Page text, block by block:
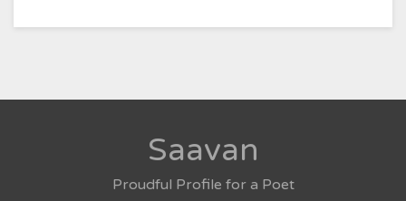
Saavan
Proudful Profile for a Poet